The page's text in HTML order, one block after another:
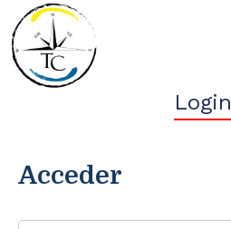
Login
Acceder